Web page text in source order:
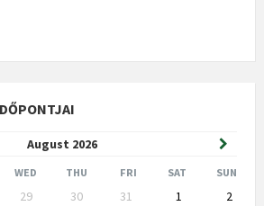
August 2026
Month
WED THU FRI SAT SUN
29 30 31 1
2